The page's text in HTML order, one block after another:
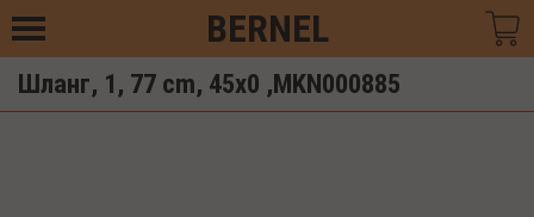
BERNEL
Шланг, 1, 77 cm, 45x0 ,MKN000885